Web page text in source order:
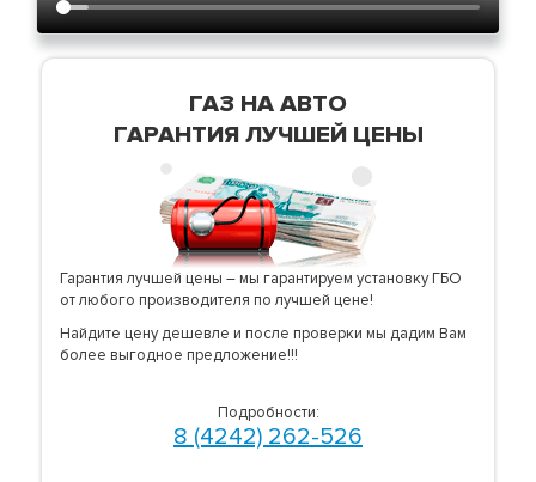
ГАЗ НА АВТО
ГАРАНТИЯ ЛУЧШЕЙ ЦЕНЫ
Гарантия лучшей цены – мы гарантируем установку ГБО
от любого производителя по лучшей цене!
Найдите цену дешевле и после проверки мы дадим Вам
более выгодное предложение!!!
Подробности:
8 (4242) 262-526